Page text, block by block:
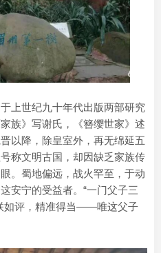
上世纪九十年代出版两部研究
族》写谢氏，《簪缨世家》述
以降，除皇室外，再无绵延五
称文明古国，却因缺乏家族传
。蜀地偏远，战火罕至，于动
安宁的受益者。“一门父子三
如评，精准得当——唯这父子